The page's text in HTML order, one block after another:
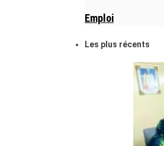
Emploi
Les plus récents